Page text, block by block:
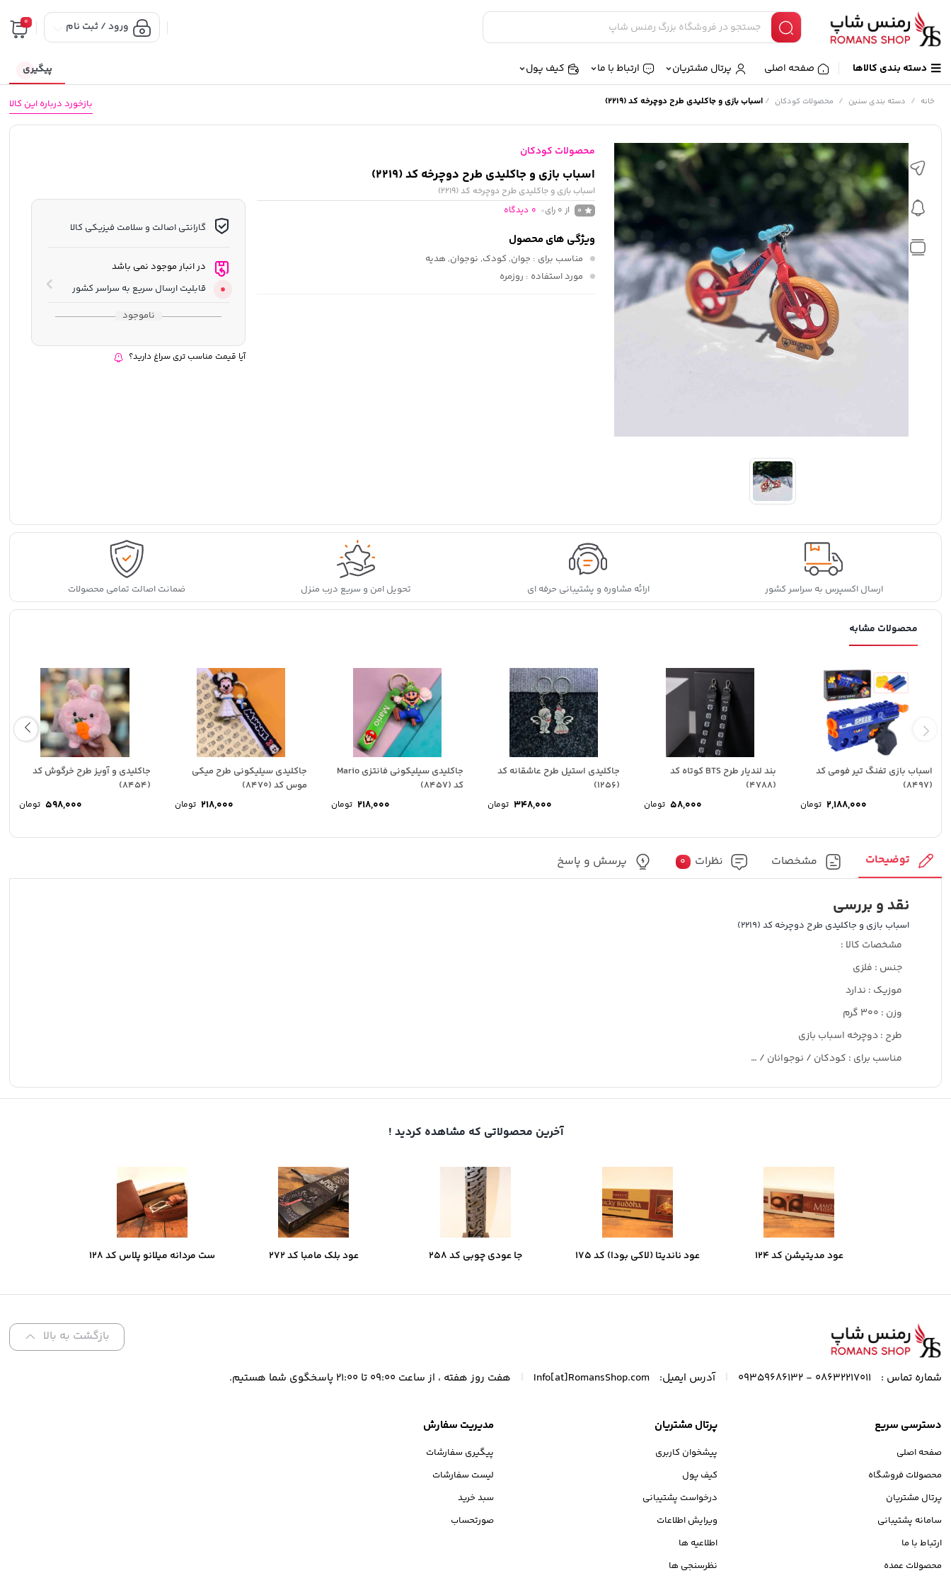
ورود / ثبت نام 0
دسته بندی کالاها صفحه اصلی پرتال مشتریان ارتباط با ما کیف پول پیگیری
بازخورد درباره این کالا خانه / دسته بندی سنین / محصولات کودکان /اسباب بازی و جاکلیدی طرح دوچرخه کد (2219)
محصولات کودکان
اسباب بازی و جاکلیدی طرح دوچرخه کد (2219)
اسباب بازی و جاکلیدی طرح دوچرخه کد (2219)
0 از 0 رای 0 دیدگاه
ویژگی های محصول
مناسب برای : جوان, کودک, نوجوان, هدیه
مورد استفاده : روزمره
گارانتی اصالت و سلامت فیزیکی کالا
در انبار موجود نمی باشد
قابلیت ارسال سریع به سراسر کشور
ناموجود
آیا قیمت مناسب تری سراغ دارید؟
ارسال اکسپرس به سراسر کشور ارائه مشاوره و پشتیبانی حرفه ای تحویل امن و سریع درب منزل ضمانت اصالت تمامی محصولات
محصولات مشابه
اسباب بازی تفنگ تیر فومی کد
(8497)
2,188,000 تومان
بند لندیار طرح BTS کوتاه کد
(4788)
58,000 تومان
جاکلیدی استیل طرح عاشقانه کد
(1256)
348,000 تومان
جاکلیدی سیلیکونی فانتزی Mario
کد (8457)
218,000 تومان
جاکلیدی سیلیکونی طرح میکی
موس کد (8470)
218,000 تومان
جاکلیدی و آویز طرح خرگوش کد
(8454)
598,000 تومان
توضیحات مشخصات نظرات 0 پرسش و پاسخ
نقد و بررسی
اسباب بازی و جاکلیدی طرح دوچرخه کد (2219)
مشخصات کالا :
جنس : فلزی
موزیک : ندارد
وزن : ۳۰۰ گرم
طرح : دوچرخه اسباب بازی
مناسب برای : کودکان / نوجوانان / …
آخرین محصولاتی که مشاهده کردید !
عود مدیتیشن کد 124 عود ناندیتا (لاکی بودا) کد 175 جا عودی چوبی کد 258 عود بلک مامبا کد 272 ست مردانه میلانو پلاس کد 128
بازگشت به بالا
شماره تماس : 08632217011 - 09359686132 آدرس ایمیل: Info[at]RomansShop.com هفت روز هفته ، از ساعت 09:00 تا 21:00 پاسخگوی شما هستیم.
دسترسی سریع
صفحه اصلی
محصولات فروشگاه
پرتال مشتریان
سامانه پشتیبانی
ارتباط با ما
محصولات عمده
پرتال مشتریان
پیشخوان کاربری
کیف پول
درخواست پشتیبانی
ویرایش اطلاعات
اطلاعیه ها
نظرسنجی ها
مدیریت سفارش
پیگیری سفارشات
لیست سفارشات
سبد خرید
صورتحساب